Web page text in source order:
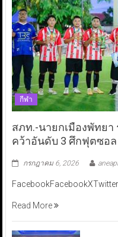
กีฬา
สภท.-นายกเมืองพัทยา
คว้าอันดับ 3 ศึกฟุตซอล
กรกฎาคม 6, 2026
FacebookFacebookXTwitter
Read More